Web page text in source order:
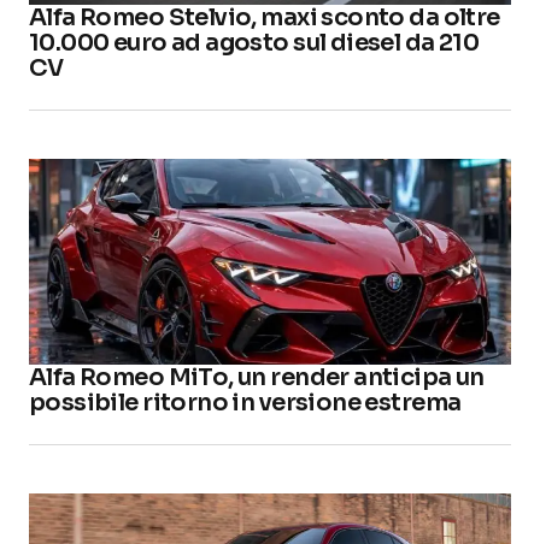
Alfa Romeo Stelvio, maxi sconto da oltre
10.000 euro ad agosto sul diesel da 210
CV
Alfa Romeo MiTo, un render anticipa un
possibile ritorno in versione estrema